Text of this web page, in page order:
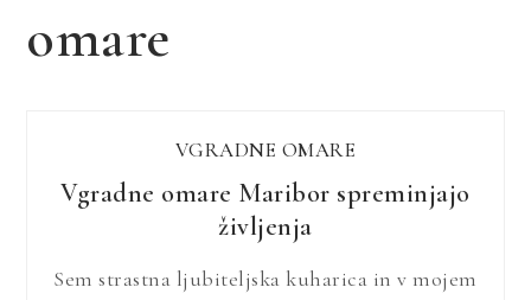
omare
VGRADNE OMARE
Vgradne omare Maribor spreminjajo
življenja
Sem strastna ljubiteljska kuharica in v mojem